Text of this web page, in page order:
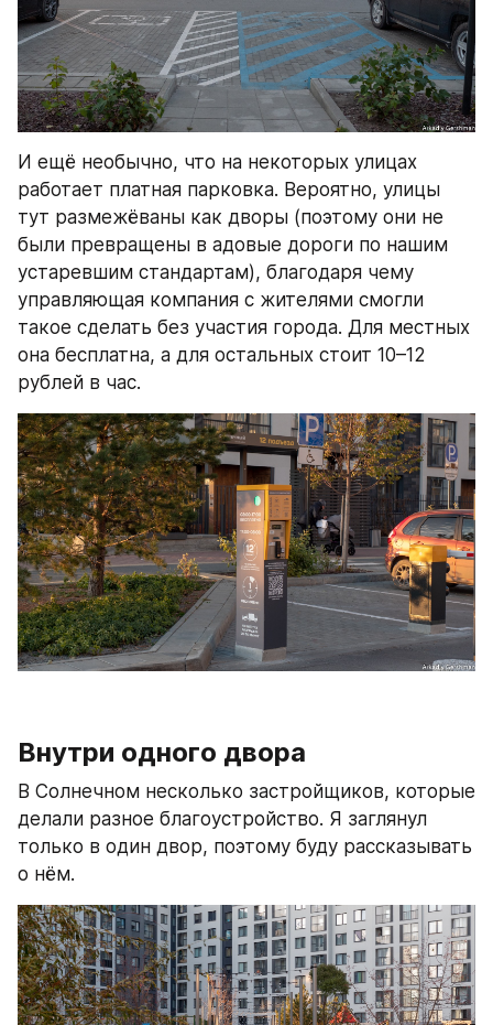
И ещё необычно, что на некоторых улицах
работает платная парковка. Вероятно, улицы
тут размежёваны как дворы (поэтому они не
были превращены в адовые дороги по нашим
устаревшим стандартам), благодаря чему
управляющая компания с жителями смогли
такое сделать без участия города. Для местных
она бесплатна, а для остальных стоит 10–12
рублей в час.
Внутри одного двора
В Солнечном несколько застройщиков, которые
делали разное благоустройство. Я заглянул
только в один двор, поэтому буду рассказывать
о нём.